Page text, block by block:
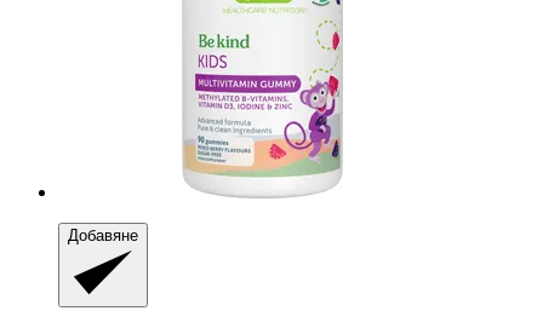
Добавяне